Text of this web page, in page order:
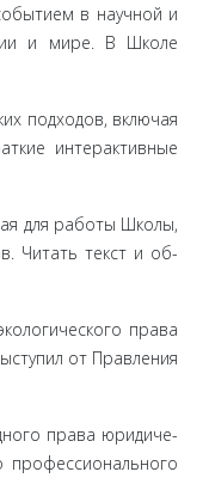
в научной и
и мире. В Школе
подходов, включая
интерактивные
для работы Школы,
Читать текст и об­
пра­ва
от Прав­ления
права юридиче­
профессионального